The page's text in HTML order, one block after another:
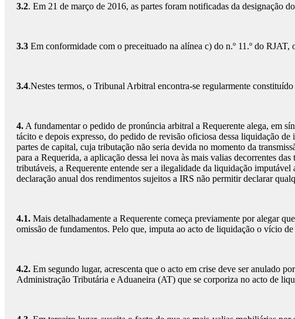
3.2. Em 21 de março de 2016, as partes foram notificadas da designação
3.3 Em conformidade com o preceituado na alínea c) do n.º 11.º do
3.4.Nestes termos, o Tribunal Arbitral encontra-se regularmente
4. A fundamentar o pedido de pronúncia arbitral a Requerente alega, em
tácito e depois expresso, do pedido de revisão oficiosa dessa liquidação
partes de capital, cuja tributação não seria devida no momento da
para a Requerida, a aplicação dessa lei nova às mais valias decorrentes
tributáveis, a Requerente entende ser a ilegalidade da liquidação
declaração anual dos rendimentos sujeitos a IRS não permitir declarar
4.1. Mais detalhadamente a Requerente começa previamente por alegar
omissão de fundamentos. Pelo que, imputa ao acto de liquidação o vício
4.2. Em segundo lugar, acrescenta que o acto em crise deve ser anulado
Administração Tributária e Aduaneira (AT) que se corporiza no acto de